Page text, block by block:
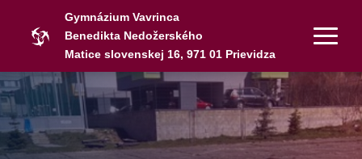
Gymnázium Vavrinca
Benedikta Nedožerského
Matice slovenskej 16, 971 01 Prievidza